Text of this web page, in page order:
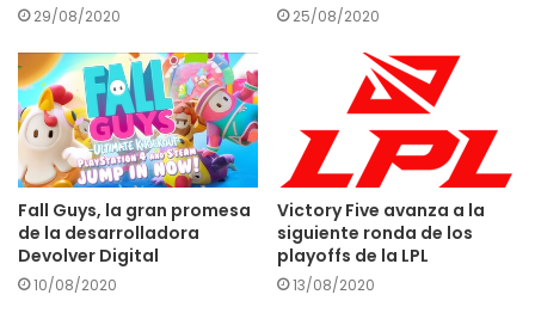
29/08/2020 25/08/2020
Fall Guys, la gran promesa
de la desarrolladora
Devolver Digital
10/08/2020
Victory Five avanza a la
siguiente ronda de los
playoffs de la LPL
13/08/2020